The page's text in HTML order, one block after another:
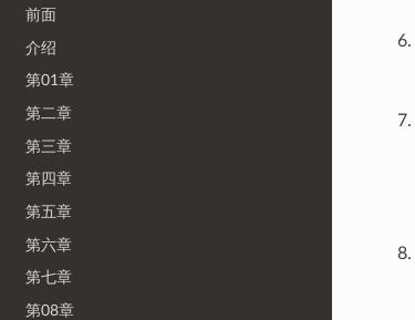
前面
介绍
第01章
第二章
第三章
第四章
第五章
第六章
第七章
第08章